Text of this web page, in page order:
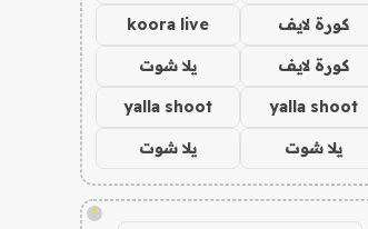
كورة لايف koora live
كورة لايف يلا شوت
yalla shoot
yalla shoot
يلا شوت يلا شوت
!